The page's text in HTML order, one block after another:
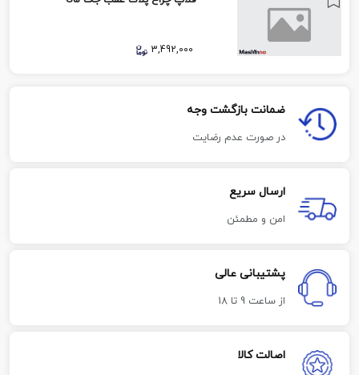
3,492,000
ضمانت بازگشت وجه
در صورت عدم رضایت
ارسال سریع
امن و مطمئن
پشتیبانی عالی
از ساعت 9 تا 18
اصالت کالا